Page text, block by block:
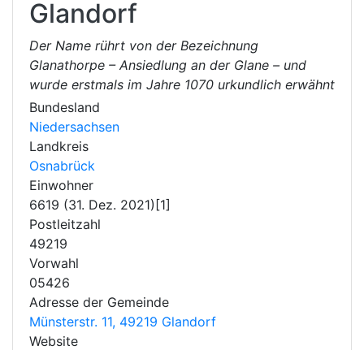
Glandorf
Der Name rührt von der Bezeichnung
Glanathorpe – Ansiedlung an der Glane – und
wurde erstmals im Jahre 1070 urkundlich erwähnt
Bundesland
Niedersachsen
Landkreis
Osnabrück
Einwohner
6619 (31. Dez. 2021)[1]
Postleitzahl
49219
Vorwahl
05426
Adresse der Gemeinde
Münsterstr. 11, 49219 Glandorf
Website